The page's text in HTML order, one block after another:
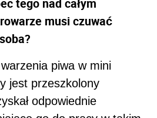
określonej linii
browarnika nie
jeszcze wziąć pod
na założenie mini